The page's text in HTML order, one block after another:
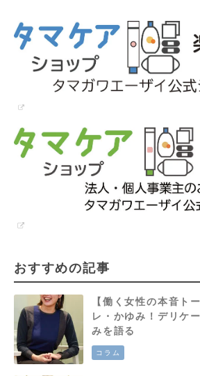
おすすめの記事
【働く女性の本音ト
レ・かゆみ！デリケ
みを語る
コラム